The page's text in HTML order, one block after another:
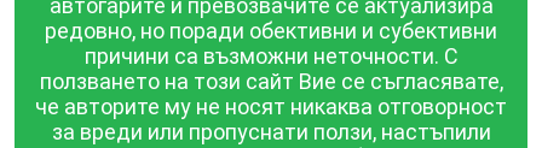
автогарите и превозвачите се актуализира
редовно, но поради обективни и субективни
причини са възможни неточности. С
ползването на този сайт Вие се съгласявате,
че авторите му не носят никаква отговорност
за вреди или пропуснати ползи, настъпили